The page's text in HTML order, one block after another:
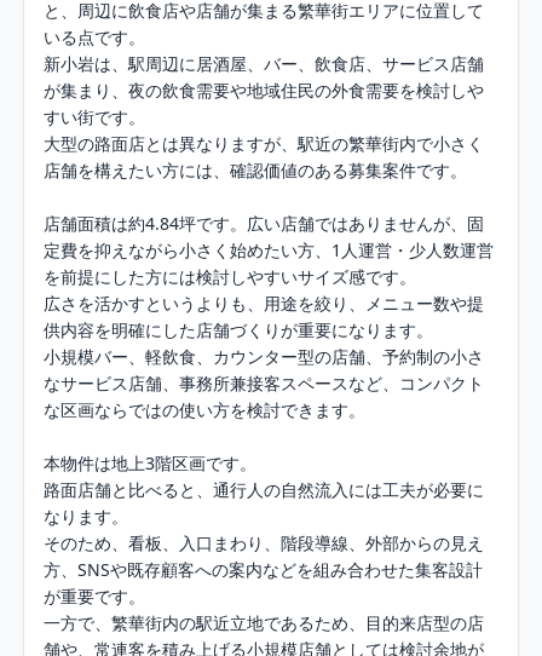
と、周辺に飲食店や店舗が集まる繁華街エリアに位置して
いる点です。
新小岩は、駅周辺に居酒屋、バー、飲食店、サービス店舗
が集まり、夜の飲食需要や地域住民の外食需要を検討しや
すい街です。
大型の路面店とは異なりますが、駅近の繁華街内で小さく
店舗を構えたい方には、確認価値のある募集案件です。
店舗面積は約4.84坪です。広い店舗ではありませんが、固
定費を抑えながら小さく始めたい方、1人運営・少人数運営
を前提にした方には検討しやすいサイズ感です。
広さを活かすというよりも、用途を絞り、メニュー数や提
供内容を明確にした店舗づくりが重要になります。
小規模バー、軽飲食、カウンター型の店舗、予約制の小さ
なサービス店舗、事務所兼接客スペースなど、コンパクト
な区画ならではの使い方を検討できます。
本物件は地上3階区画です。
路面店舗と比べると、通行人の自然流入には工夫が必要に
なります。
そのため、看板、入口まわり、階段導線、外部からの見え
方、SNSや既存顧客への案内などを組み合わせた集客設計
が重要です。
一方で、繁華街内の駅近立地であるため、目的来店型の店
舗や、常連客を積み上げる小規模店舗としては検討余地が